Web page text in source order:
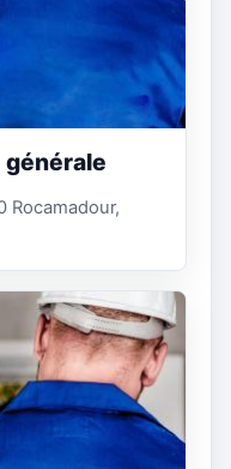
générale
Rocamadour,